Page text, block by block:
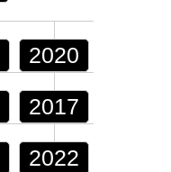
2020
2017
2022